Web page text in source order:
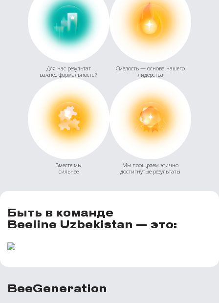
Для нас результат
важнее формальностей
Смелость — основа нашего
лидерства
Вместе мы
сильнее
Мы поощряем этично
достигнутые результаты
Быть в команде
Beeline Uzbekistan — это:
BeeGeneration